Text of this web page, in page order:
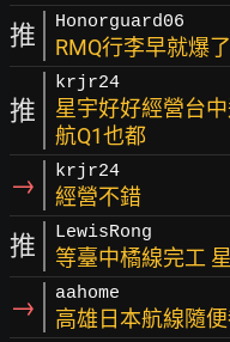
推 Honorguard06
RMQ行李早就爆
推
krjr24
星宇好好經營台
航Q1也都
→ krjr24
經營不錯
推 LewisRong
等臺中橘線完工
→ aahome
高雄日本航線隨